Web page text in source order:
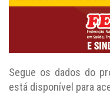
Segue os dados do
está disponível para